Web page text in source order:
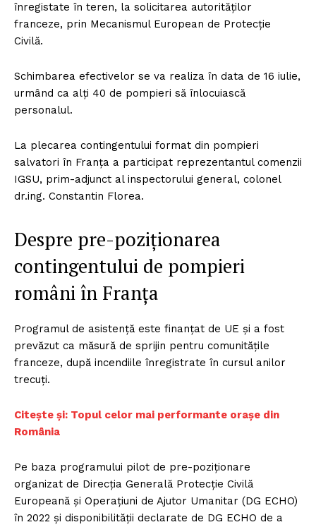
înregistate în teren, la solicitarea autorităților
franceze, prin Mecanismul European de Protecție
Civilă.
Schimbarea efectivelor se va realiza în data de 16 iulie,
urmând ca alți 40 de pompieri să înlocuiască
personalul.
La plecarea contingentului format din pompieri
salvatori în Franța a participat reprezentantul comenzii
IGSU, prim-adjunct al inspectorului general, colonel
dr.ing. Constantin Florea.
Despre pre-poziționarea
contingentului de pompieri
români în Franța
Programul de asistenţă este finanțat de UE și a fost
prevăzut ca măsură de sprijin pentru comunitățile
franceze, după incendiile înregistrate în cursul anilor
trecuți.
Citește și: Topul celor mai performante orașe din
România
Pe baza programului pilot de pre-poziționare
organizat de Direcția Generală Protecție Civilă
Europeană și Operațiuni de Ajutor Umanitar (DG ECHO)
în 2022 și disponibilității declarate de DG ECHO de a